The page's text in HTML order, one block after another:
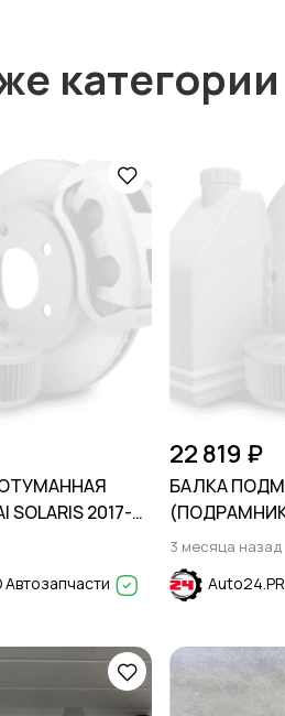
категории
SOLARIS 2017-
Автозапчасти
22 819 ₽
БАЛКА
HIGHLANDER
3 месяца назад